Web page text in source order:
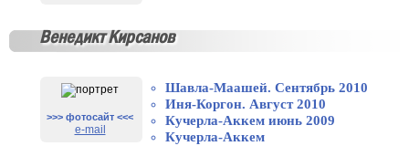
Венедикт Кирсанов
>>> фотосайт <<<
e-mail
Шавла-Маашей. Сентябрь 2010
Иня-Коргон. Август 2010
Кучерла-Аккем июнь 2009
Кучерла-Аккем